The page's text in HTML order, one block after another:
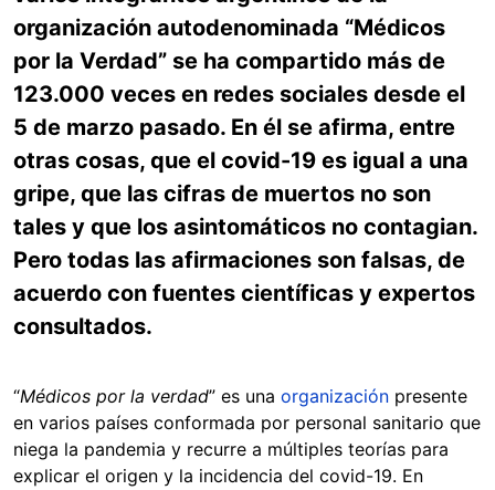
organización autodenominada “Médicos
por la Verdad” se ha compartido más de
123.000 veces en redes sociales desde el
5 de marzo pasado. En él se afirma, entre
otras cosas, que el covid-19 es igual a una
gripe, que las cifras de muertos no son
tales y que los asintomáticos no contagian.
Pero todas las afirmaciones son falsas, de
acuerdo con fuentes científicas y expertos
consultados.
“Médicos por la verdad” es una organización presente
en varios países conformada por personal sanitario que
niega la pandemia y recurre a múltiples teorías para
explicar el origen y la incidencia del covid-19. En